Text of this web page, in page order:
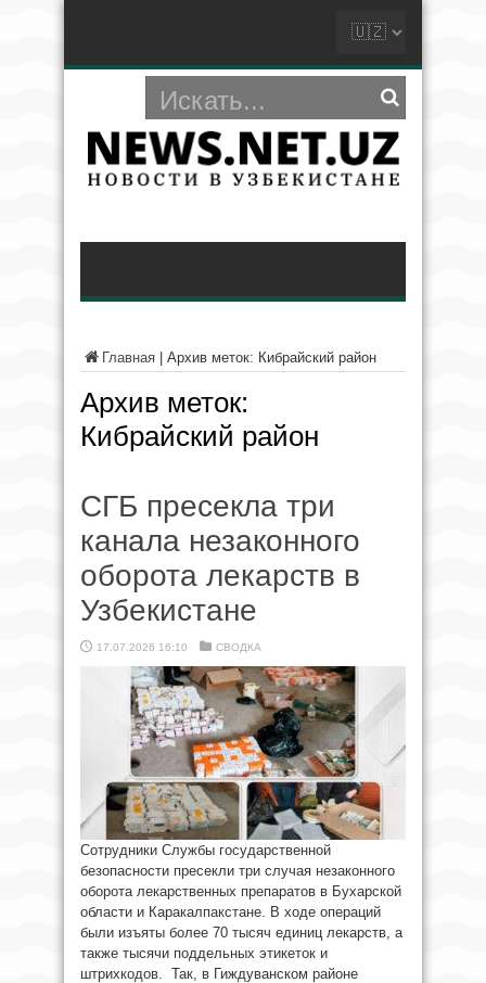
Главная Архив меток: Кибрайский район
Архив меток:
Кибрайский район
СГБ пресекла три
канала незаконного
оборота лекарств в
Узбекистане
17.07.2026 16:10 СВОДКА
Сотрудники Службы государственной
безопасности пресекли три случая незаконного
оборота лекарственных препаратов в Бухарской
области и Каракалпакстане. В ходе операций
были изъяты более 70 тысяч единиц лекарств, а
также тысячи поддельных этикеток и
штрихкодов. Так, в Гиждуванском районе